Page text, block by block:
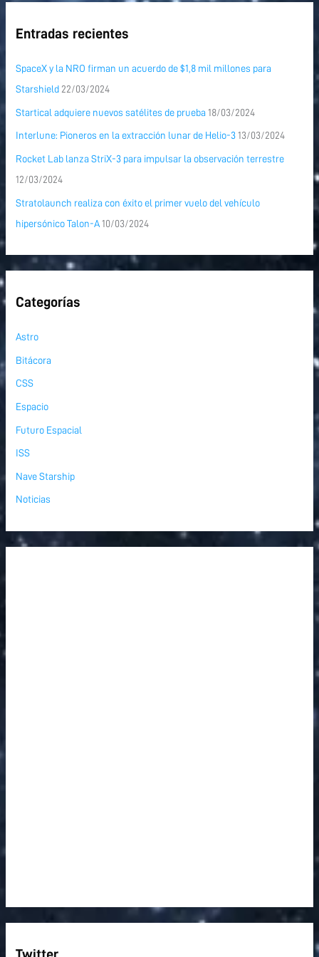
Entradas recientes
SpaceX y la NRO firman un acuerdo de $1,8 mil millones para
Starshield 22/03/2024
Startical adquiere nuevos satélites de prueba 18/03/2024
Interlune: Pioneros en la extracción lunar de Helio-3 13/03/2024
Rocket Lab lanza StriX-3 para impulsar la observación terrestre
12/03/2024
Stratolaunch realiza con éxito el primer vuelo del vehículo
hipersónico Talon-A 10/03/2024
Categorías
Astro
Bitácora
CSS
Espacio
Futuro Espacial
ISS
Nave Starship
Noticias
Twitter